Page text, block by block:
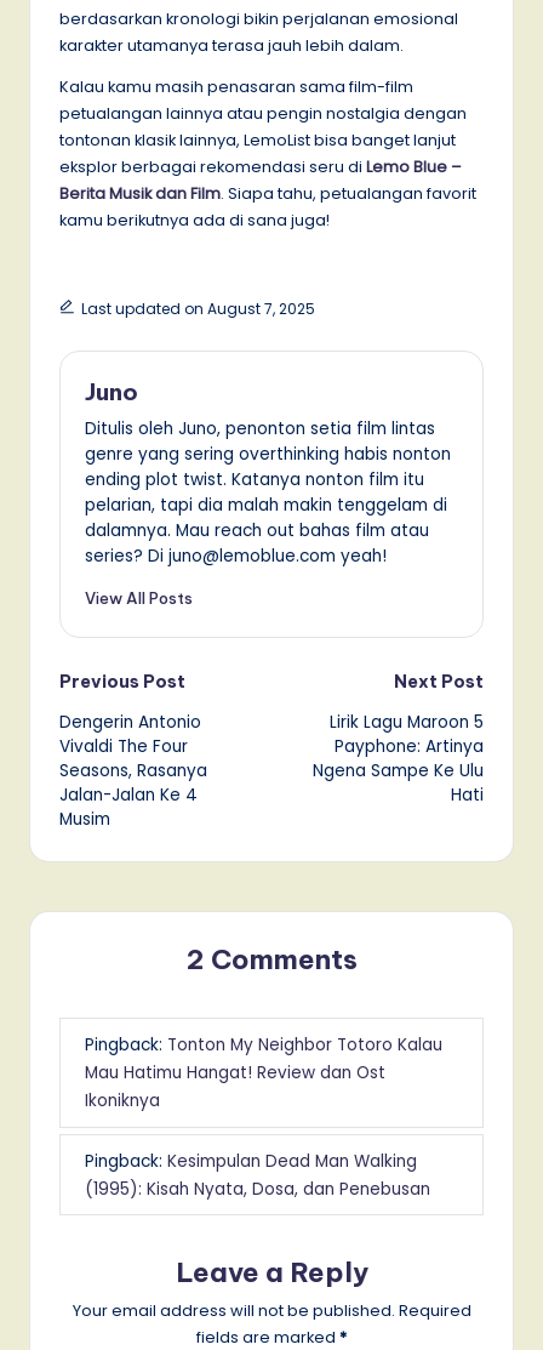
berdasarkan kronologi bikin perjalanan emosional
karakter utamanya terasa jauh lebih dalam.
Kalau kamu masih penasaran sama film-film
petualangan lainnya atau pengin nostalgia dengan
tontonan klasik lainnya, LemoList bisa banget lanjut
eksplor berbagai rekomendasi seru di Lemo Blue –
Berita Musik dan Film. Siapa tahu, petualangan favorit
kamu berikutnya ada di sana juga!
Last updated on August 7, 2025
Juno
Ditulis oleh Juno, penonton setia film lintas
genre yang sering overthinking habis nonton
ending plot twist. Katanya nonton film itu
pelarian, tapi dia malah makin tenggelam di
dalamnya. Mau reach out bahas film atau
series? Di juno@lemoblue.com yeah!
View All Posts
Post
navigation
Previous Post
Dengerin Antonio
Vivaldi The Four
Seasons, Rasanya
Jalan-Jalan Ke 4
Musim
Next Post
Lirik Lagu Maroon 5
Payphone: Artinya
Ngena Sampe Ke Ulu
Hati
2 Comments
Pingback: Tonton My Neighbor Totoro Kalau
Mau Hatimu Hangat! Review dan Ost
Ikoniknya
Pingback: Kesimpulan Dead Man Walking
(1995): Kisah Nyata, Dosa, dan Penebusan
Leave a Reply
Your email address will not be published. Required
fields are marked *